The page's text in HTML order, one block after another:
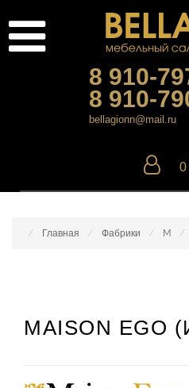
8 910-
8 910-
bellagionn@mail.ru
0
Главная Фабрики M
MAISON EGO